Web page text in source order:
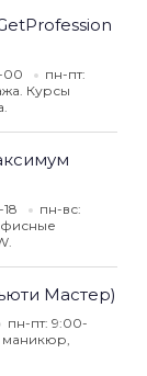
00
пн-пт:
Курсы
пн-вс:
Мастер)
пн-пт: 9:00-
маникюр,